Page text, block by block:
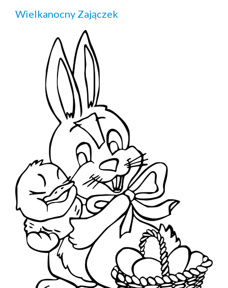
Wielkanocny Zajączek